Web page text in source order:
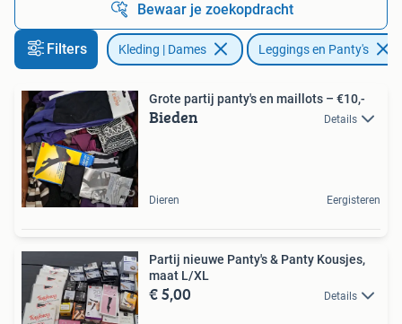
Bewaar je zoekopdracht
Filters Kleding | Dames Leggings en Panty's
Grote partij panty's en maillots – €10,-
Bieden Details
Dieren Eergisteren
Partij nieuwe Panty's & Panty Kousjes,
maat L/XL
€ 5,00 Details